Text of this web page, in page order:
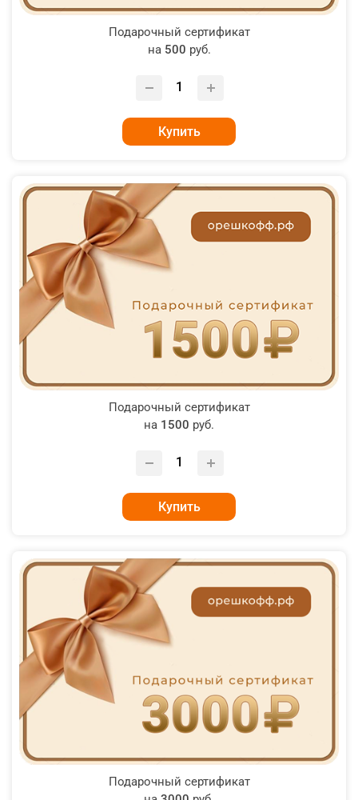
Подарочный сертификат
на 500 руб.
Купить
Подарочный сертификат
на 1500 руб.
Купить
Подарочный сертификат